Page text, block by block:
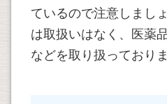
ているので注意しまし
は取扱いはなく、医薬
などを取り扱っておりま